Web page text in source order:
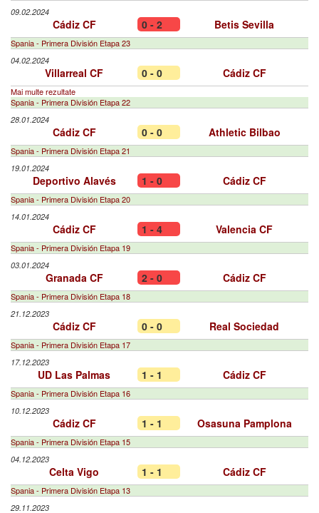
09.02.2024
Cádiz CF 0 - 2 Betis Sevilla
Spania - Primera División Etapa 23
04.02.2024
Villarreal CF 0 - 0 Cádiz CF
Mai multe rezultate
Spania - Primera División Etapa 22
28.01.2024
Cádiz CF 0 - 0 Athletic Bilbao
Spania - Primera División Etapa 21
19.01.2024
Deportivo Alavés 1 - 0 Cádiz CF
Spania - Primera División Etapa 20
14.01.2024
Cádiz CF 1 - 4 Valencia CF
Spania - Primera División Etapa 19
03.01.2024
Granada CF 2 - 0 Cádiz CF
Spania - Primera División Etapa 18
21.12.2023
Cádiz CF 0 - 0 Real Sociedad
Spania - Primera División Etapa 17
17.12.2023
UD Las Palmas 1 - 1 Cádiz CF
Spania - Primera División Etapa 16
10.12.2023
Cádiz CF 1 - 1 Osasuna Pamplona
Spania - Primera División Etapa 15
04.12.2023
Celta Vigo 1 - 1 Cádiz CF
Spania - Primera División Etapa 13
29.11.2023